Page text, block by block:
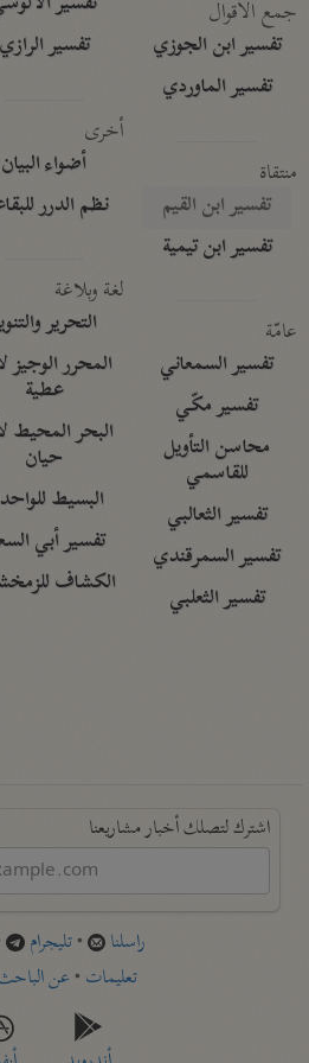
جمع الأقوال
تفسير ابن الجوزي
تفسير الماوردي
منتقاة
تفسير ابن القيم
تفسير ابن تيمية
عامّة
تفسير السمعاني
تفسير مكّي
محاسن التأويل
للقاسمي
تفسير الثعالبي
تفسير السمرقندي
تفسير الثعلبي
تفسير الرازي
أخرى
أضواء البيان
نظم الدرر
لغة وبلاغة
التحرير
المحرر الوجيز
عطية
البحر المحيط
حيان
البسيط
تفسير أبي
الكشاف
اشترك لتصلك أخبار مشاريعنا
راسلنا •تليجرام
تعليمات •عن